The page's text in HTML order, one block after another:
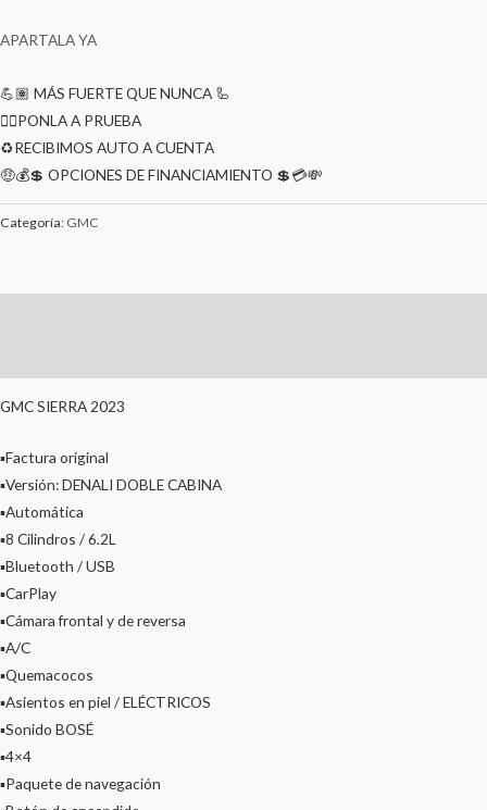
APARTALA YA
💪🏽 MÁS FUERTE QUE NUNCA 🦾
🕵🏼PONLA A PRUEBA
♻️RECIBIMOS AUTO A CUENTA
🤑💰💲 OPCIONES DE FINANCIAMIENTO 💲💳💸
Categoría: GMC
GMC SIERRA 2023
▪️Factura original
▪️Versión: DENALI DOBLE CABINA
▪️Automática
▪️8 Cilindros / 6.2L
▪️Bluetooth / USB
▪️CarPlay
▪️Cámara frontal y de reversa
▪️A/C
▪️Quemacocos
▪️Asientos en piel / ELÉCTRICOS
▪️Sonido BOSÉ
▪️4×4
▪️Paquete de navegación